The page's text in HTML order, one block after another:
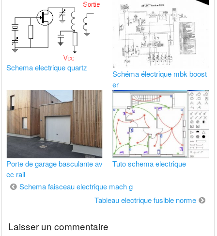
Schema electrique quartz
Schéma électrique mbk boost
er
Porte de garage basculante av
ec rail
Tuto schema electrique
Navigation
Schema faisceau electrique mach g
Tableau electrique fusible norme
Laisser un commentaire